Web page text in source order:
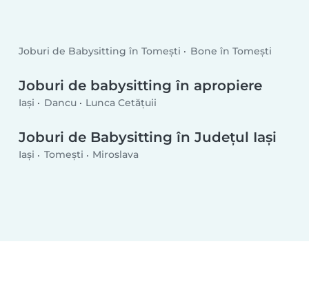
Joburi de Babysitting în Tomeşti Bone în Tomeşti
Joburi de babysitting în apropiere
Iași Dancu Lunca Cetățuii
Joburi de Babysitting în Județul Iași
Iași Tomeşti Miroslava